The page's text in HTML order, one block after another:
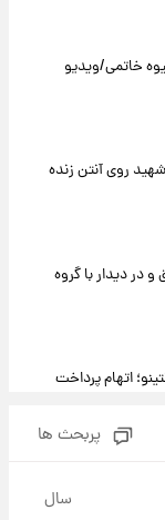
خاتمی/ویدیو
روی آنتن زنده
و در دیدار با گروه
اتهام پرداخت
پربحث ها
سال